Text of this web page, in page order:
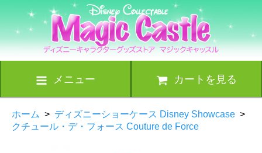
メニュー カートを見る
ホーム > ディズニーショーケース Disney Showcase >
クチュール・デ・フォース Couture de Force